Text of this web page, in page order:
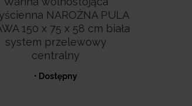
NAROŻNA PULA
150 x 75 x 58 cm biała
system przelewowy
centralny
• Dostępny